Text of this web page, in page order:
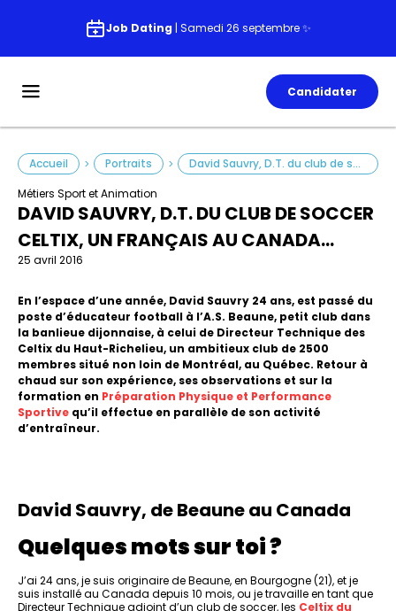
Job Dating | Samedi 26 septembre ✨
Candidater
Métiers Sport et Animation
Accueil > Portraits > David Sauvry, D.T. du club de soccer Celtix, un français au Canada…
DAVID SAUVRY, D.T. DU CLUB DE SOCCER
CELTIX, UN FRANÇAIS AU CANADA…
25 avril 2016
En l’espace d’une année, David Sauvry 24 ans, est passé du
poste d’éducateur football à l’A.S. Beaune, petit club dans
la banlieue dijonnaise, à celui de Directeur Technique des
Celtix du Haut-Richelieu, un ambitieux club de 2500
membres situé non loin de Montréal, au Québec. Retour à
chaud sur son expérience, ses observations et sur la
formation en Préparation Physique et Performance
Sportive qu’il effectue en parallèle de son activité
d’entraîneur.
David Sauvry, de Beaune au Canada
Quelques mots sur toi ?
J’ai 24 ans, je suis originaire de Beaune, en Bourgogne (21), et je
suis installé au Canada depuis 10 mois, ou je travaille en tant que
Directeur Technique adjoint d’un club de soccer, les Celtix du